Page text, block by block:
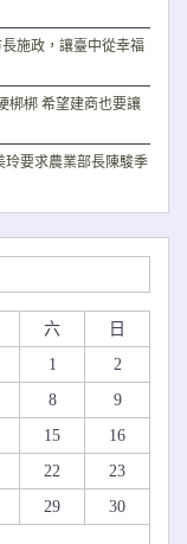
施政，讓臺中從幸福
梆梆 希望建商也要讓
要求農業部長陳駿季
六
日
1
2
8
9
15
16
22
23
29
30